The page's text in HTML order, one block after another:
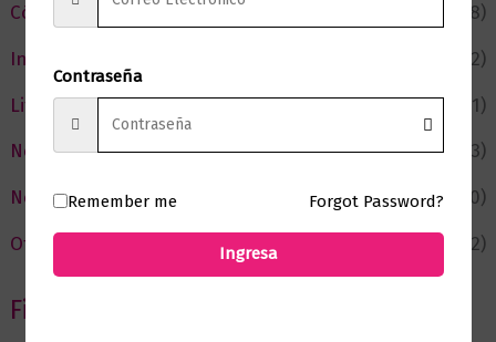
Cómic y Fantasía
(88)
Infantil y Juvenil
(212)
Literatura
(371)
Negocios
(43)
Novedades
(110)
Ofertas
(12)
Filtrar por Autor
Contraseña
Remember me Forgot Password?
Ingresa